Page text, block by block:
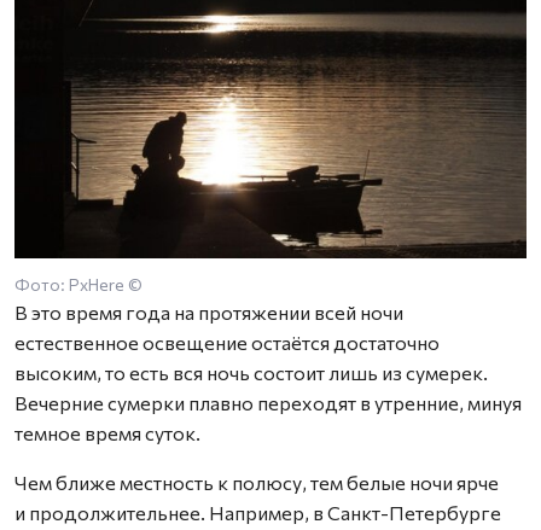
Фото: PxHere ©
В это время года на протяжении всей ночи
естественное освещение остаётся достаточно
высоким, то есть вся ночь состоит лишь из сумерек.
Вечерние сумерки плавно переходят в утренние, минуя
темное время суток.
Чем ближе местность к полюсу, тем белые ночи ярче
и продолжительнее. Например, в Санкт-Петербурге